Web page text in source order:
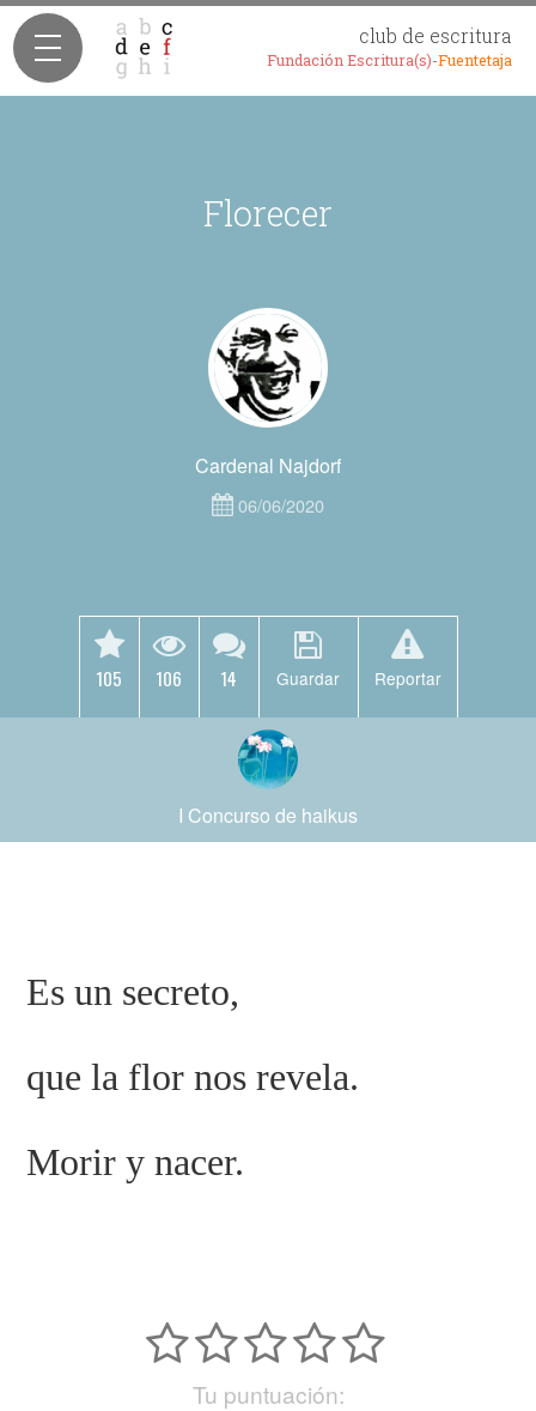
club de escritura
Fundación Escritura(s)-Fuentetaja
Florecer
Cardenal Najdorf
06/06/2020
105 106 14 Guardar Reportar
I Concurso de haikus
Es un secreto,
que la flor nos revela.
Morir y nacer.
Tu puntuación: